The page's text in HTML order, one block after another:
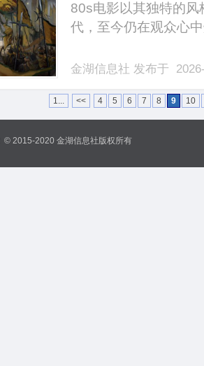
80s电影以其独特的
代，至今仍在观众心
金湖信息社 发布于
1... << 4 5 6 7 8 9 10
© 2015-2020 金湖信息社版权所有